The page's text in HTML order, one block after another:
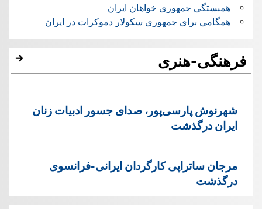
همبستگی جمهوری خواهان ایران
همگامی برای جمهوری سکولار دموکرات در ایران
فرهنگی-هنری
شهرنوش پارسی‌پور، صدای جسور ادبیات زنان
ایران درگذشت
مرجان ساتراپی کارگردان ایرانی-فرانسوی
درگذشت